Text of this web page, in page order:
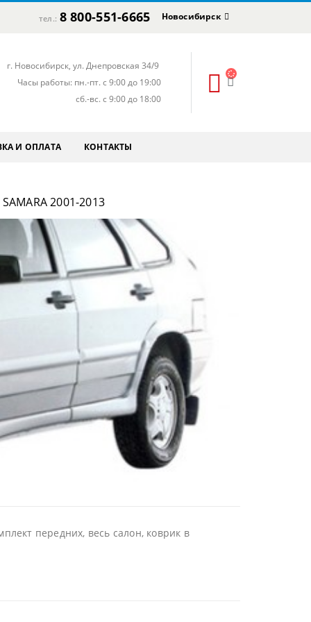
тел.: 8 800-551-6665 Новосибирск
г. Новосибирск, ул. Днепровская 34/9
Часы работы: пн.-пт. с 9:00 до 19:00
сб.-вс. с 9:00 до 18:00
И ОПЛАТА КОНТАКТЫ
2001-2013
передних, весь салон, коврик в